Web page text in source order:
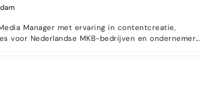
Manager met ervaring in contentcreatie,
voor Nederlandse MKB-bedrijven en ondernemers.